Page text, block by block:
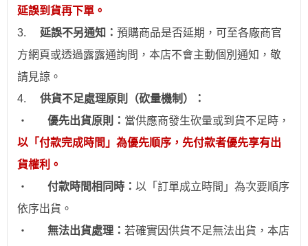
延誤到貨再下單。
3.
延誤不另通知： 預購商品是否延期，可至各廠商官
方網頁或透過露露通詢問，本店不會主動個別通知 ，敬
請見諒。
4.
供貨不足處理原則（砍量機制）：
‧
優先出貨原則： 當供應商發生砍量或到貨不足時，
以「付款完成時間」為優先順序，先付款者優先享有出
貨權利。
‧
付款時間相同時： 以「訂單成立時間」為次要順序
依序出貨。
‧
無法出貨處理： 若確實因供貨不足無法出貨，本店